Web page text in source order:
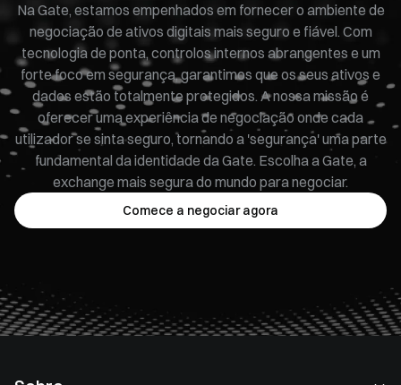
Na Gate, estamos empenhados em fornecer o ambiente de
negociação de ativos digitais mais seguro e fiável. Com
tecnologia de ponta, controlos internos abrangentes e um
forte foco em segurança, garantimos que os seus ativos e
dados estão totalmente protegidos. A nossa missão é
oferecer uma experiência de negociação onde cada
utilizador se sinta seguro, tornando a 'segurança' uma parte
fundamental da identidade da Gate. Escolha a Gate, a
exchange mais segura do mundo para negociar.
Comece a negociar agora